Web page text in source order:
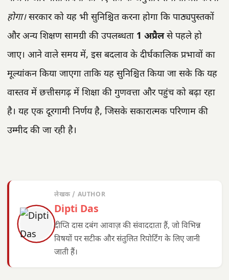
होगा।सरकार को यह भी सुनिश्चित करना होगा कि पाठ्यपुस्तकों
और अन्य शिक्षण सामग्री की उपलब्धता 1 अप्रैलसे पहले हो
जाए। आने वाले समय में, इस बदलाव के दीर्घकालिक प्रभावों का
मूल्यांकन किया जाएगा ताकि यह सुनिश्चित किया जा सके कि यह
वास्तव में छत्तीसगढ़ में शिक्षा की गुणवत्ता और पहुंच को बढ़ा रहा
है। यह एक दूरगामी निर्णय है, जिसके सकारात्मक परिणाम की
उम्मीद की जा रही है।
लेखक / AUTHOR
Dipti Das
दीप्ति दास दबंग आवाज़ की संवाददाता हैं, जो विभिन्न
विषयों पर सटीक और संतुलित रिपोर्टिंग के लिए जानी
जाती हैं।